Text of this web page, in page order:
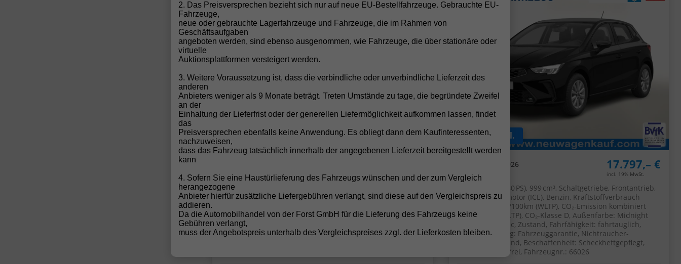
incl. 19% MwSt.
ab 136,– € mtl.
5-türig, 59 kW (80 PS), 999 cm³, Schaltgetriebe, Frontantrieb,
Verbrennungsmotor (ICE), Benzin, Kraftstoffverbrauch
119.00 g/km (WLTP), CO₂-Klasse D, Außenfarbe: Midnight
Schwarz Metallic, Zustand, Fahrfähigkeit: fahrtauglich,
Garantieleistung: Fahrzeuggarantie, Nichtraucher-
30.10.2026 17.797,– €
incl. 19% MwSt.
ab 138,– € mtl.
5-türig, 59 kW (80 PS), 999 cm³, Schaltgetriebe, Frontantrieb,
Verbrennungsmotor (ICE), Benzin, Kraftstoffverbrauch
kombiniert 5,3 l/100km (WLTP), CO₂-Emission kombiniert
119.00 g/km (WLTP), CO₂-Klasse D, Außenfarbe: Midnight
Schwarz Metallic, Zustand, Fahrfähigkeit: fahrtauglich,
Garantieleistung: Fahrzeuggarantie, Nichtraucher-
Fahrzeug, Zustand, Beschaffenheit: Scheckheftgepflegt,
Zustand: unfallfrei, Fahrzeugnr.: 66026
2. Das Preisversprechen bezieht sich nur auf neue EU-Bestellfahrzeuge. Gebrauchte EU-
Fahrzeuge,
neue oder gebrauchte Lagerfahrzeuge und Fahrzeuge, die im Rahmen von
Geschäftsaufgaben
angeboten werden, sind ebenso ausgenommen, wie Fahrzeuge, die über stationäre oder
virtuelle
Auktionsplattformen versteigert werden.
3. Weitere Voraussetzung ist, dass die verbindliche oder unverbindliche Lieferzeit des
anderen
Anbieters weniger als 9 Monate beträgt. Treten Umstände zu tage, die begründete Zweifel
an der
Einhaltung der Lieferfrist oder der generellen Liefermöglichkeit aufkommen lassen, findet
das
Preisversprechen ebenfalls keine Anwendung. Es obliegt dann dem Kaufinteressenten,
nachzuweisen,
dass das Fahrzeug tatsächlich innerhalb der angegebenen Lieferzeit bereitgestellt werden
kann
4. Sofern Sie eine Haustürlieferung des Fahrzeugs wünschen und der zum Vergleich
herangezogene
Anbieter hierfür zusätzliche Liefergebühren verlangt, sind diese auf den Vergleichspreis zu
addieren.
Da die Automobilhandel von der Forst GmbH für die Lieferung des Fahrzeugs keine
Gebühren verlangt,
muss der Angebotspreis unterhalb des Vergleichspreises zzgl. der Lieferkosten bleiben.